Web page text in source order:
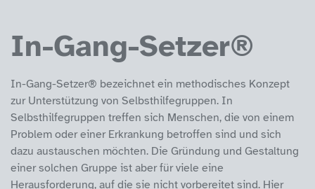
In-Gang-Setzer®
In-Gang-Setzer® bezeichnet ein methodisches Konzept
zur Unterstützung von Selbsthilfegruppen. In
Selbsthilfegruppen treffen sich Menschen, die von einem
Problem oder einer Erkrankung betroffen sind und sich
dazu austauschen möchten. Die Gründung und Gestaltung
einer solchen Gruppe ist aber für viele eine
Herausforderung, auf die sie nicht vorbereitet sind. Hier